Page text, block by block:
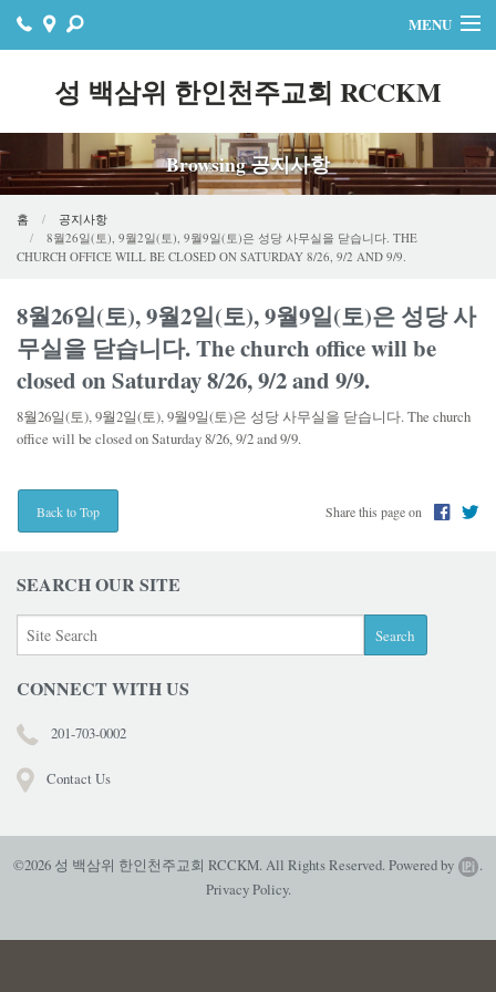
성 백삼위 한인천주교회 RCCKM
MENU
자료실
공지사항
행사
연락처
온라인기빙
Browsing 공지사항
홈
공지사항
8월26일(토), 9월2일(토), 9월9일(토)은 성당 사무실을 닫습니다. THE
CHURCH OFFICE WILL BE CLOSED ON SATURDAY 8/26, 9/2 AND 9/9.
8월26일(토), 9월2일(토), 9월9일(토)은 성당 사
무실을 닫습니다. The church office will be
closed on Saturday 8/26, 9/2 and 9/9.
8월26일(토), 9월2일(토), 9월9일(토)은 성당 사무실을 닫습니다. The church
office will be closed on Saturday 8/26, 9/2 and 9/9.
Back to Top Share this page on
SEARCH OUR SITE
CONNECT WITH US
201-703-0002
Contact Us
©2026 성 백삼위 한인천주교회 RCCKM. All Rights Reserved. Powered by
.
Privacy Policy.